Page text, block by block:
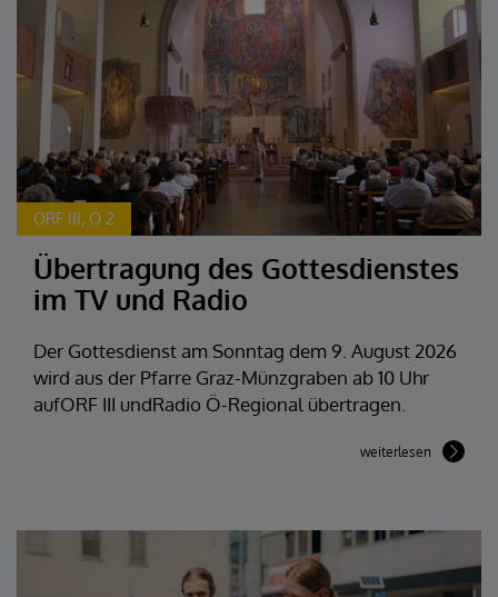
ORF III, Ö 2
Übertragung des Gottesdienstes
im TV und Radio
Der Gottesdienst am Sonntag dem 9. August 2026
wird aus der Pfarre Graz-Münzgraben ab 10 Uhr
aufORF III undRadio Ö-Regional übertragen.
weiterlesen